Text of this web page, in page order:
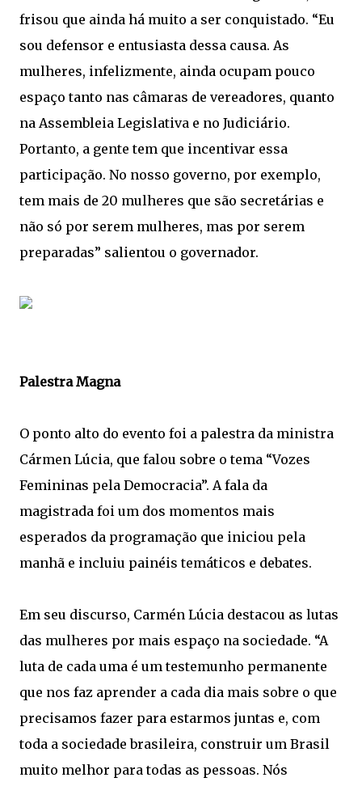
frisou que ainda há muito a ser conquistado. “Eu
sou defensor e entusiasta dessa causa. As
mulheres, infelizmente, ainda ocupam pouco
espaço tanto nas câmaras de vereadores, quanto
na Assembleia Legislativa e no Judiciário.
Portanto, a gente tem que incentivar essa
participação. No nosso governo, por exemplo,
tem mais de 20 mulheres que são secretárias e
não só por serem mulheres, mas por serem
preparadas” salientou o governador.
Palestra Magna
O ponto alto do evento foi a palestra da ministra
Cármen Lúcia, que falou sobre o tema “Vozes
Femininas pela Democracia”. A fala da
magistrada foi um dos momentos mais
esperados da programação que iniciou pela
manhã e incluiu painéis temáticos e debates.
Em seu discurso, Carmén Lúcia destacou as lutas
das mulheres por mais espaço na sociedade. “A
luta de cada uma é um testemunho permanente
que nos faz aprender a cada dia mais sobre o que
precisamos fazer para estarmos juntas e, com
toda a sociedade brasileira, construir um Brasil
muito melhor para todas as pessoas. Nós